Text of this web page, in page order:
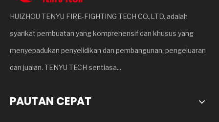
HUIZHOU TENYU FIRE-FIGHTING TECH CO.,LTD. adalah
syarikat pembuatan yang komprehensif dan khusus yang
menyepadukan penyelidikan dan pembangunan, pengeluaran
dan jualan. TENYU TECH sentiasa...
PAUTAN CEPAT